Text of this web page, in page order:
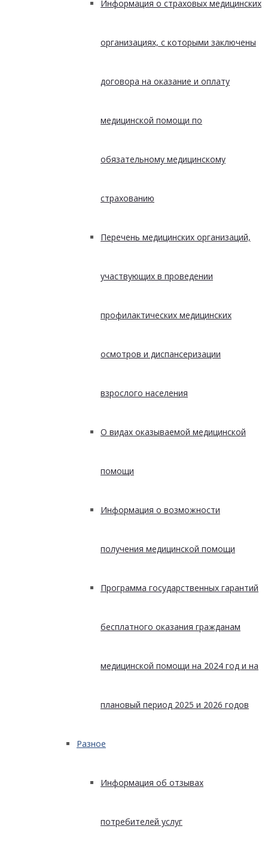
Информация о страховых медицинских
организациях, с которыми заключены
договора на оказание и оплату
медицинской помощи по
обязательному медицинскому
страхованию
Перечень медицинских организаций,
участвующих в проведении
профилактических медицинских
осмотров и диспансеризации
взрослого населения
О видах оказываемой медицинской
помощи
Информация о возможности
получения медицинской помощи
Программа государственных гарантий
бесплатного оказания гражданам
медицинской помощи на 2024 год и на
плановый период 2025 и 2026 годов
Разное
Информация об отзывах
потребителей услуг